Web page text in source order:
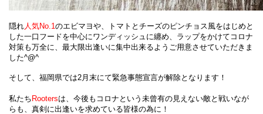
隠れ人気No.1のエビマヨや、トマトとチーズのピンチョス風をはじめと
した一口フードを中心にワンディッシュに纏め、ラップをかけてコロナ
対策も万全に、最大限出逢いに集中出来るようご用意させていただきま
した^@^
そして、福岡県では2月末にて緊急事態宣言が解除となります！
私たち Rootersは、今後もコロナという未曾有の見えない敵と戦いなが
らも、真剣に出逢いを求めている皆様の為に！